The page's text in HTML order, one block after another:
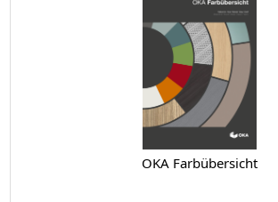
OKA Farbübersicht